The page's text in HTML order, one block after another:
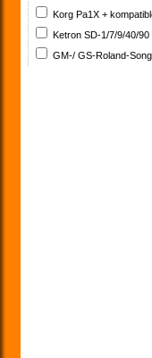
Korg Pa1X +
Ketron SD-1/7/9/40/
GM-/ GS-Roland-